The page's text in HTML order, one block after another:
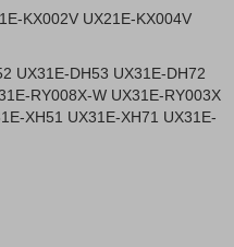
KX002V UX21E-KX004V
UX31E-DH53 UX31E-DH72
RY008X-W UX31E-RY003X
XH51 UX31E-XH71 UX31E-